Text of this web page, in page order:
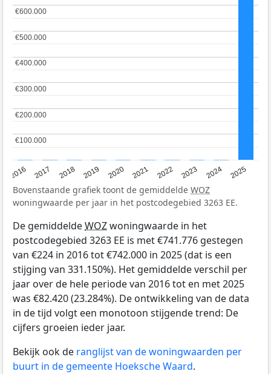
2016 2017 2018 2019 2020 2021 2022 2023 2024 2025
€100.000
€100.000
€200.000
€200.000
€300.000
€300.000
€400.000
€400.000
€500.000
€500.000
€600.000
€600.000
Bovenstaande grafiek toont de gemiddelde WOZ
woningwaarde per jaar in het postcodegebied 3263 EE.
De gemiddeldeWOZwoningwaarde in het
postcodegebied 3263 EE is met €741.776 gestegen
van €224 in 2016 tot €742.000 in 2025 (dat is een
stijging van 331.150%). Het gemiddelde verschil per
jaar over de hele periode van 2016 tot en met 2025
was €82.420 (23.284%). De ontwikkeling van de data
in de tijd volgt een monotoon stijgende trend: De
cijfers groeien ieder jaar.
Bekijk ook de ranglijst van de woningwaarden per
buurt in de gemeente Hoeksche Waard.